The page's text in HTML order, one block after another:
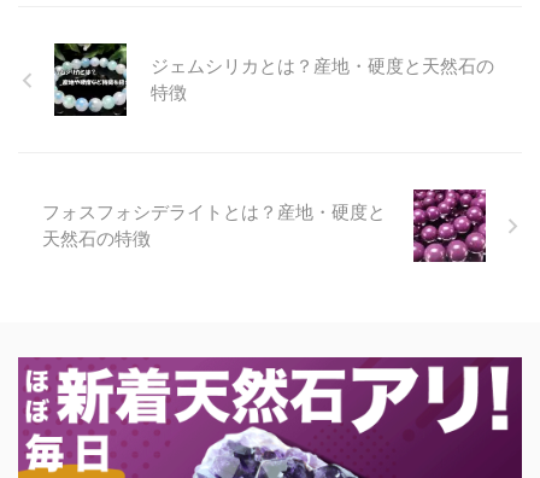
ジェムシリカとは？産地・硬度と天然石の
特徴
フォスフォシデライトとは？産地・硬度と
天然石の特徴